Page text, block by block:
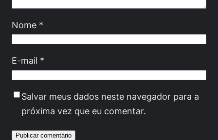
Nome *
E-mail *
Salvar meus dados neste navegador para a
próxima vez que eu comentar.